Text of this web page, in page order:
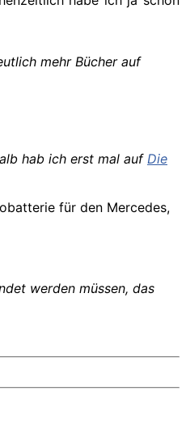
mehr Bücher auf
hab ich erst mal auf Die
für den Mercedes,
werden müssen, das